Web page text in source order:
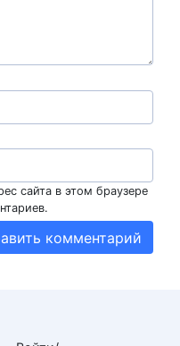
сайта в этом браузере